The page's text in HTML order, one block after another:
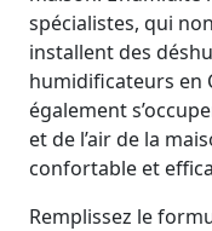
spécialistes, qui
installent des
humidificateurs en
également
et de l’air de la
confortable et
Remplissez le